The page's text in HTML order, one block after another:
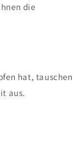
die
hat, tauschen
aus.